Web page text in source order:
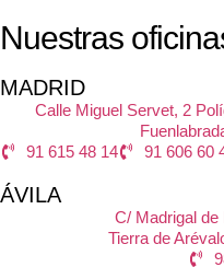
Nuestras
MADRID
Calle Miguel Servet, 2
91 615 48 14
91 606 60
ÁVILA
C/ Madrigal de
Tierra de